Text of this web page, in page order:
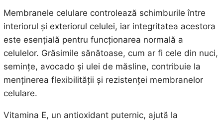
Membranele celulare controlează schimburile între
interiorul și exteriorul celulei, iar integritatea acestora
este esențială pentru funcționarea normală a
celulelor. Grăsimile sănătoase, cum ar fi cele din nuci,
semințe, avocado și ulei de măsline, contribuie la
menținerea flexibilității și rezistenței membranelor
celulare.
Vitamina E, un antioxidant puternic, ajută la